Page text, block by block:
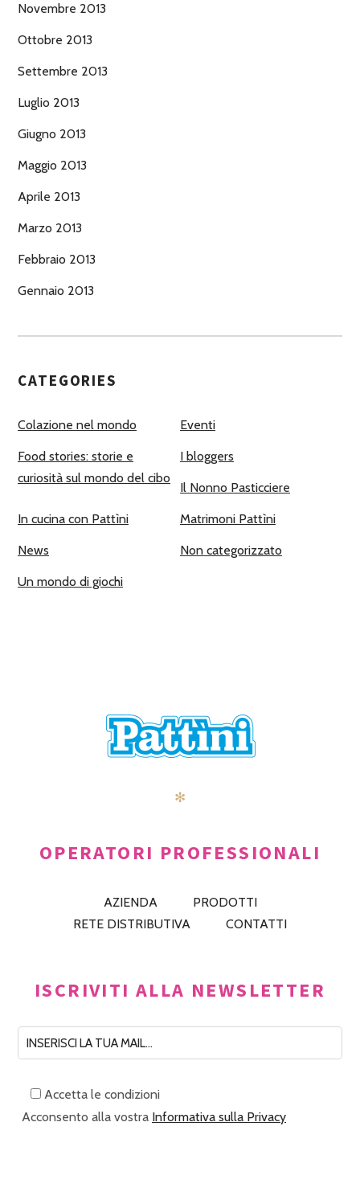
Novembre 2013
Ottobre 2013
Settembre 2013
Luglio 2013
Giugno 2013
Maggio 2013
Aprile 2013
Marzo 2013
Febbraio 2013
Gennaio 2013
CATEGORIES
Colazione nel mondo Eventi
Food stories: storie e
curiosità sul mondo del cibo
I bloggers
Il Nonno Pasticciere
In cucina con Pattìni Matrimoni Pattìni
News Non categorizzato
Un mondo di giochi
✻
OPERATORI PROFESSIONALI
AZIENDA
PRODOTTI
RETE DISTRIBUTIVA
CONTATTI
ISCRIVITI ALLA NEWSLETTER
Accetta le condizioni
Acconsento alla vostra Informativa sulla Privacy